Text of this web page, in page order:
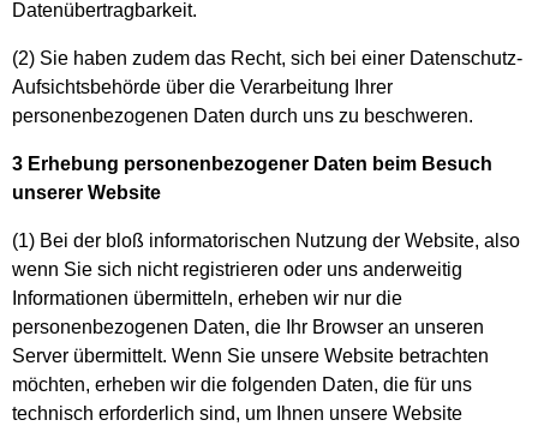
Datenübertragbarkeit.
(2) Sie haben zudem das Recht, sich bei einer Datenschutz-
Aufsichtsbehörde über die Verarbeitung Ihrer
personenbezogenen Daten durch uns zu beschweren.
3 Erhebung personenbezogener Daten beim Besuch
unserer Website
(1) Bei der bloß informatorischen Nutzung der Website, also
wenn Sie sich nicht registrieren oder uns anderweitig
Informationen übermitteln, erheben wir nur die
personenbezogenen Daten, die Ihr Browser an unseren
Server übermittelt. Wenn Sie unsere Website betrachten
möchten, erheben wir die folgenden Daten, die für uns
technisch erforderlich sind, um Ihnen unsere Website